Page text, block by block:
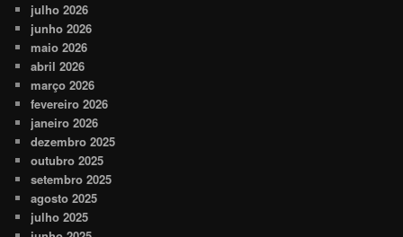
julho 2026
junho 2026
maio 2026
abril 2026
março 2026
fevereiro 2026
janeiro 2026
dezembro 2025
outubro 2025
setembro 2025
agosto 2025
julho 2025